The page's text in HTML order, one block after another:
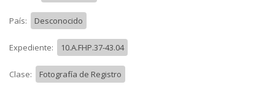
País: Desconocido
Expediente: 10.A.FHP.37-43.04
Clase: Fotografía de Registro